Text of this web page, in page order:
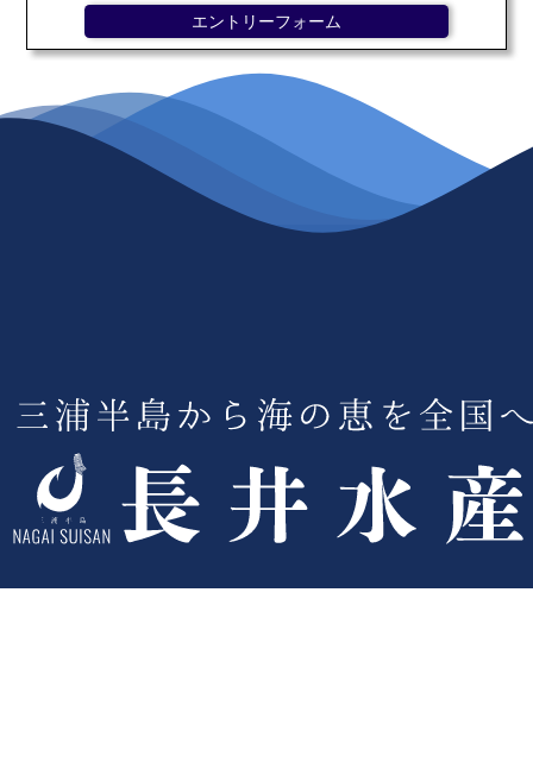
エントリーフォーム